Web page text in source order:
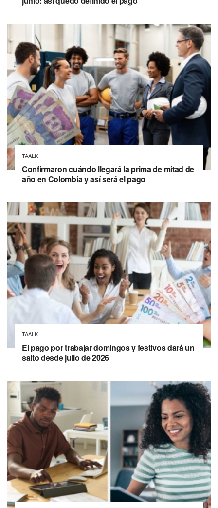
TAALK
Confirmaron cuándo llegará la prima de mitad de
año en Colombia y así será el pago
TAALK
El pago por trabajar domingos y festivos dará un
salto desde julio de 2026